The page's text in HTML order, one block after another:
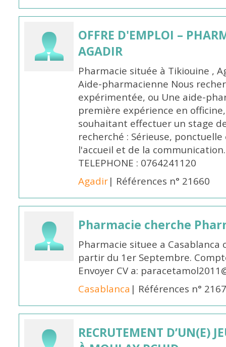
OFFRE D'EMPLOI –
AGADIR
Pharmacie située à Tikiouine ,
Aide-pharmacienne Nous
expérimentée, ou Une aide-
première expérience en
souhaitant effectuer un stage
recherché : Sérieuse,
l'accueil et de la
TELEPHONE : 0764241120
Agadir| Références n° 21660
Pharmacie cherche
Pharmacie situee a
partir du 1er Septembre.
Envoyer CV a:
Casablanca | Références n°
RECRUTEMENT D’UN(E)